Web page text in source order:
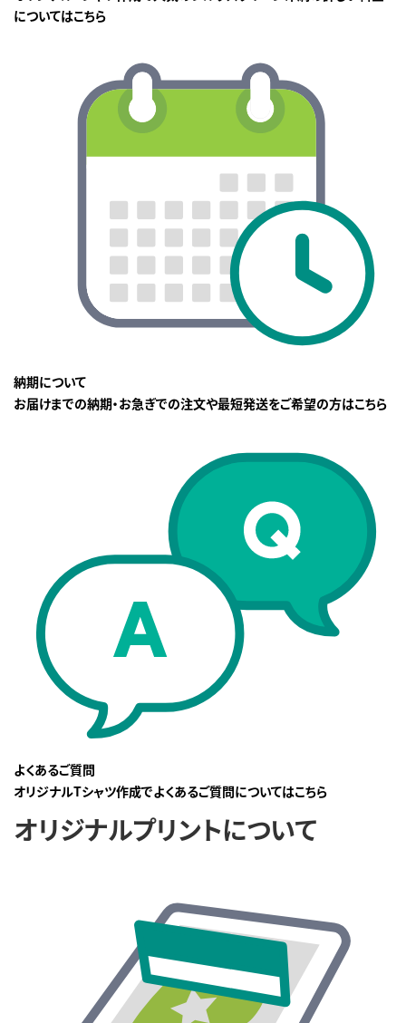
についてはこちら
納期について
お届けまでの納期・お急ぎでの注文や最短発送をご希望の方はこちら
よくあるご質問
オリジナルTシャツ作成でよくあるご質問についてはこちら
オリジナルプリントについて